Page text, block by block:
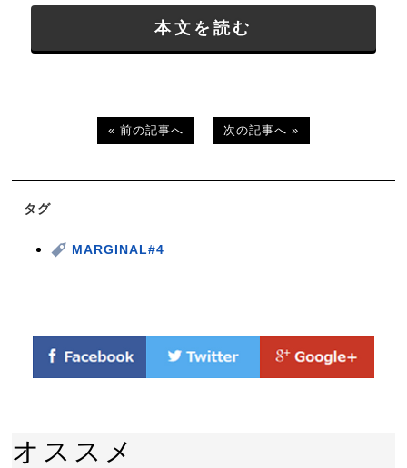
本文を読む
« 前の記事へ 次の記事へ »
タグ
MARGINAL#4
オススメ